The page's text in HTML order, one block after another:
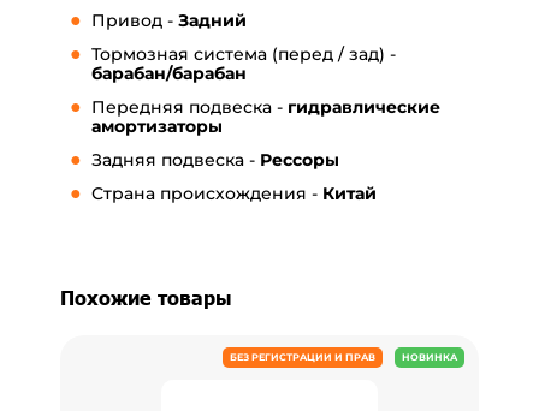
Привод - Задний
Тормозная система (перед / зад) -
барабан/барабан
Передняя подвеска - гидравлические
амортизаторы
Задняя подвеска - Рессоры
Страна происхождения - Китай
Похожие товары
БЕЗ РЕГИСТРАЦИИ И ПРАВ НОВИНКА